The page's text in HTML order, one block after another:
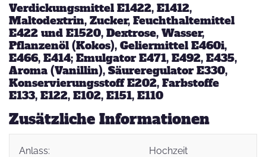
Verdickungsmittel E1422, E1412,
Maltodextrin, Zucker, Feuchthaltemittel
E422 und E1520, Dextrose, Wasser,
Pflanzenöl (Kokos), Geliermittel E460i,
E466, E414; Emulgator E471, E492, E435,
Aroma (Vanillin), Säureregulator E330,
Konservierungsstoff E202, Farbstoffe
E133, E122, E102, E151, E110
Zusätzliche Informationen
Anlass: Hochzeit